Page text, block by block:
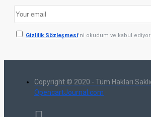
Gizlilik Sözleşmesi'ni okudum ve kabul
Copyright © 2020 - Tüm Hakları
OpencartJournal.com